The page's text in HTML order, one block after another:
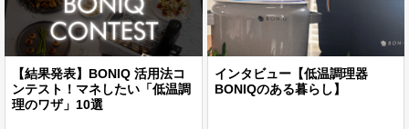
【結果発表】BONIQ 活用法コ
ンテスト！マネしたい「低温調
理のワザ」10選
インタビュー【低温調理器
BONIQのある暮らし】